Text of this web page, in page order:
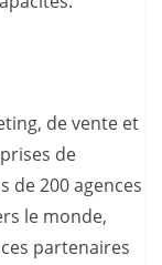
de vente et
de
de 200 agences
le monde,
partenaires